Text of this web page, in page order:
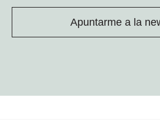
Apuntarme a la